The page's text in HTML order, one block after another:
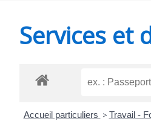
Services et
Accueil particuliers > Travail -